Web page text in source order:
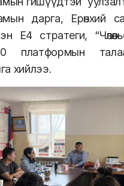
дарга, Ерөнхий
Е4 стратеги,
платформын
хийлээ.